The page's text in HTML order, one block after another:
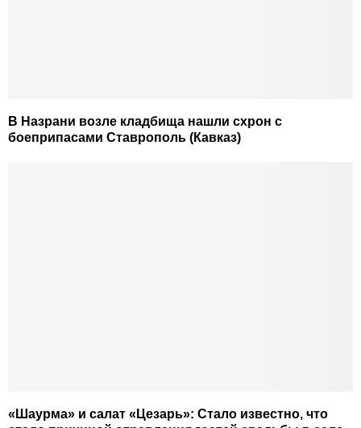
В Назрани возле кладбища нашли схрон с
боеприпасами Ставрополь (Кавказ)
«Шаурма» и салат «Цезарь»: Стало известно, что